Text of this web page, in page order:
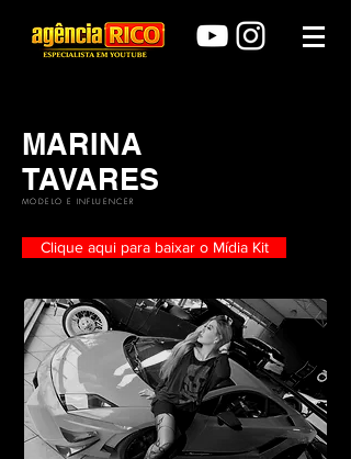
MARINA
TAVARES
MODELO E INFLUENCER
Clique aqui para baixar o Mídia Kit